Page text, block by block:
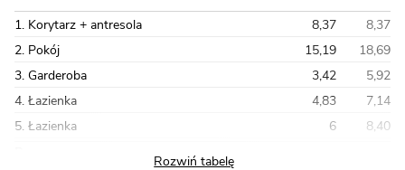
1. Korytarz + antresola
8,37
8,37
2. Pokój
15,19
18,69
3. Garderoba
3,42
5,92
4. Łazienka
4,83
7,14
5. Łazienka
6
8,40